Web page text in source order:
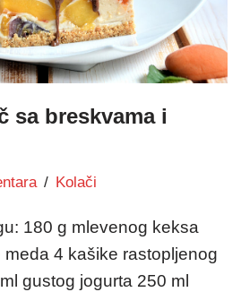
sa breskvama i
Kolači
180 g mlevenog keksa
4 kašike rastopljenog
gustog jogurta 250 ml